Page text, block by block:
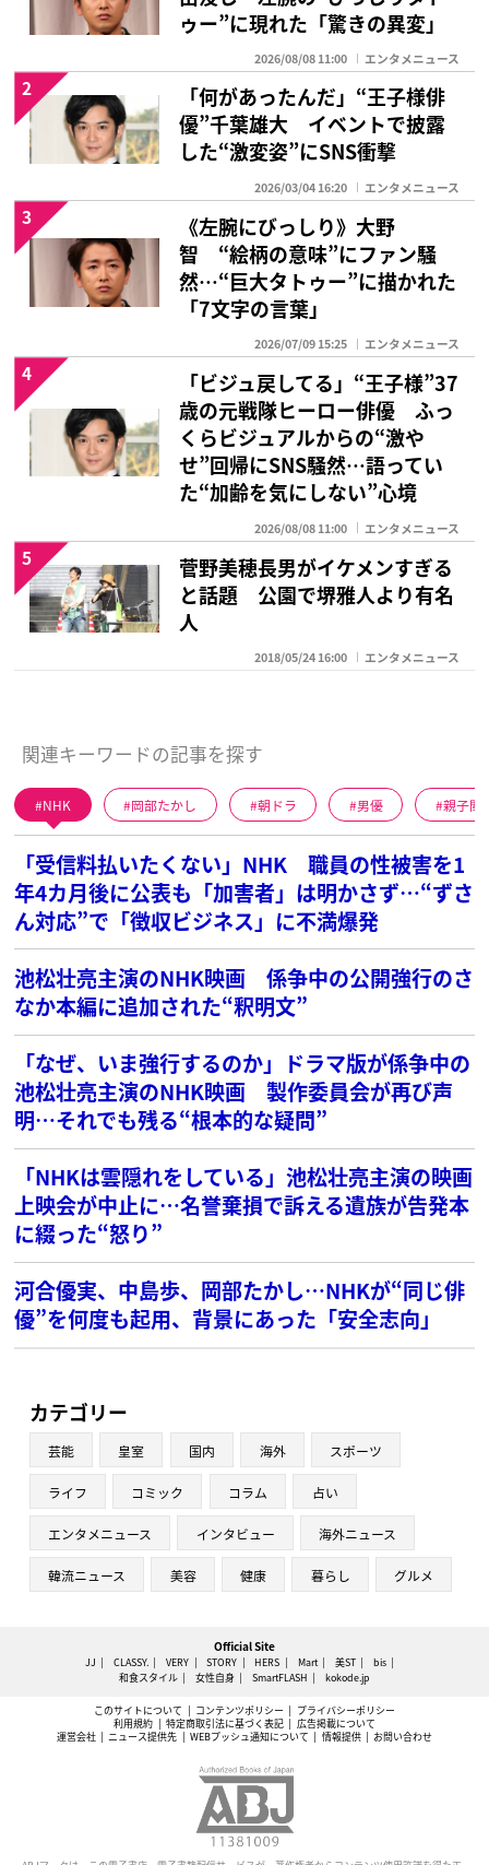
ゥー”に現れた「驚きの異変」
2026/08/08 11:00 エンタメニュース
「何があったんだ」“王子様俳
優”千葉雄大 イベントで披露
した“激変姿”にSNS衝撃
2026/03/04 16:20 エンタメニュース
2
《左腕にびっしり》大野
智 “絵柄の意味”にファン騒
然…“巨大タトゥー”に描かれた
「7文字の言葉」
2026/07/09 15:25 エンタメニュース
3
「ビジュ戻してる」“王子様”37
歳の元戦隊ヒーロー俳優 ふっ
くらビジュアルからの“激や
せ”回帰にSNS騒然…語ってい
た“加齢を気にしない”心境
2026/08/08 11:00 エンタメニュース
4
菅野美穂長男がイケメンすぎる
と話題 公園で堺雅人より有名
人
2018/05/24 16:00 エンタメニュース
5
関連キーワードの記事を探す
NHK 岡部たかし 朝ドラ 男優 親子関
「受信料払いたくない」NHK 職員の性被害を1
年4カ月後に公表も「加害者」は明かさず…“ずさ
ん対応”で「徴収ビジネス」に不満爆発
池松壮亮主演のNHK映画 係争中の公開強行のさ
なか本編に追加された“釈明文”
「なぜ、いま強行するのか」ドラマ版が係争中の
池松壮亮主演のNHK映画 製作委員会が再び声
明…それでも残る“根本的な疑問”
「NHKは雲隠れをしている」池松壮亮主演の映画
上映会が中止に…名誉棄損で訴える遺族が告発本
に綴った“怒り”
河合優実、中島歩、岡部たかし…NHKが“同じ俳
優”を何度も起用、背景にあった「安全志向」
カテゴリー
芸能 皇室 国内 海外 スポーツ
ライフ コミック コラム 占い
エンタメニュース インタビュー 海外ニュース
韓流ニュース 美容 健康 暮らし グルメ
Official Site
JJ CLASSY. VERY STORY HERS Mart 美ST
bis
和食スタイル
女性自身 SmartFLASH kokode.jp
このサイトについて コンテンツポリシー
プライバシーポリシー
利用規約
特定商取引法に基づく表記
広告掲載について
運営会社
ニュース提供先 WEBプッシュ通知について 情報提供 お問い合わせ